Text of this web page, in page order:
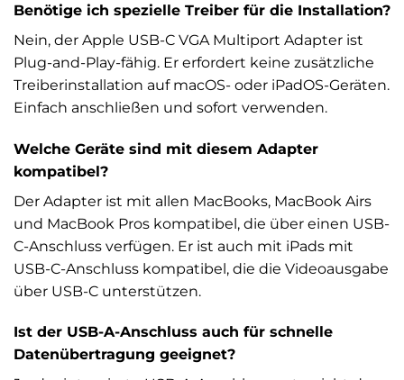
Benötige ich spezielle Treiber für die Installation?
Nein, der Apple USB-C VGA Multiport Adapter ist
Plug-and-Play-fähig. Er erfordert keine zusätzliche
Treiberinstallation auf macOS- oder iPadOS-Geräten.
Einfach anschließen und sofort verwenden.
Welche Geräte sind mit diesem Adapter
kompatibel?
Der Adapter ist mit allen MacBooks, MacBook Airs
und MacBook Pros kompatibel, die über einen USB-
C-Anschluss verfügen. Er ist auch mit iPads mit
USB-C-Anschluss kompatibel, die die Videoausgabe
über USB-C unterstützen.
Ist der USB-A-Anschluss auch für schnelle
Datenübertragung geeignet?